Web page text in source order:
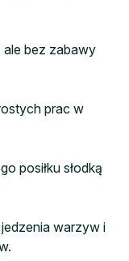
ale bez zabawy
prac w
posiłku słodką
warzyw i